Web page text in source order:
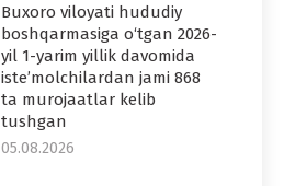
Buxoro viloyati hududiy
boshqarmasiga o‘tgan 2026-
yil 1-yarim yillik davomida
iste’molchilardan jami 868
ta murojaatlar kelib
tushgan
05.08.2026